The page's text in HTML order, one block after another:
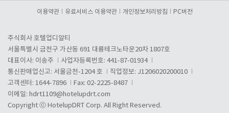
이용약관 유료서비스 이용약관 개인정보처리방침 PC버전
주식회사 호텔업디알티
서울특별시 금천구 가산동 691 대륭테크노타운20차 1807호
대표이사: 이송주
사업자등록번호: 441-87-01934
통신판매업신고: 서울금천-1204 호
직업정보: J1206020200010
고객센터: 1644-7896
Fax: 02-2225-8487
이메일: hdrt1109@hotelupdrt.com
Copyright ⓒ HotelupDRT Corp. All Right Reserved.